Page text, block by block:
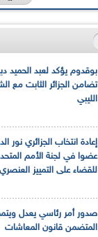
بوقدوم يؤكد لعبد الحميد
تضامن الجزائر الثابت مع
الليبي
إعادة انتخاب الجزائري نور
عضوا في لجنة الأمم
للقضاء على التمييز العنصري
صدور أمر رئاسي يعدل
المتضمن قانون المعاشات